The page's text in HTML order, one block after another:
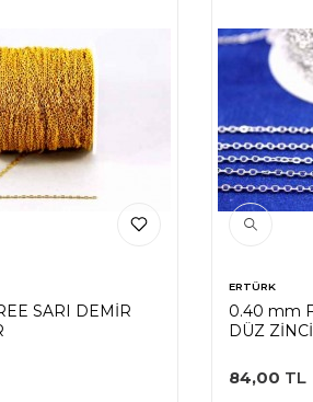
SARI DEMİR
ERTÜRK
0.40 mm
DÜZ
84,00 TL